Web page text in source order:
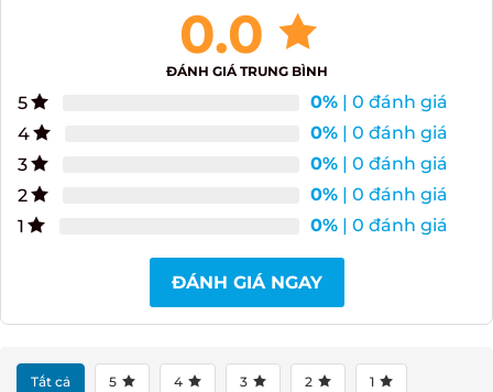
0.0
ĐÁNH GIÁ TRUNG BÌNH
5 0% | 0 đánh giá
4
0% | 0 đánh giá
3
0% | 0 đánh giá
2
0% | 0 đánh giá
1
0% | 0 đánh giá
ĐÁNH GIÁ NGAY
Tất cả 5 4 3 2 1